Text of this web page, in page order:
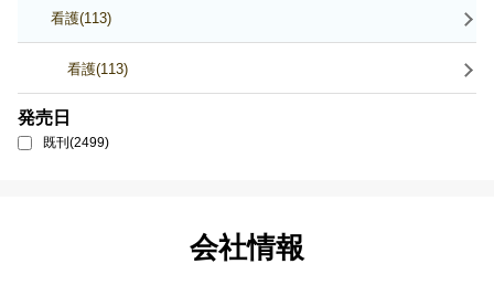
看護(113)
看護(113)
発売日
既刊(2499)
会社情報